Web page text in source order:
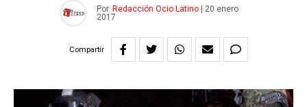
Por Redacción Ocio Latino
20 enero
2017
Compartir